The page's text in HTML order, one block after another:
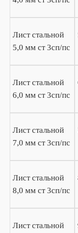
Лист стальной
5,0 мм ст 3сп/пс
Лист стальной
6,0 мм ст 3сп/пс
Лист стальной
7,0 мм ст 3сп/пс
Лист стальной
8,0 мм ст 3сп/пс
Лист стальной